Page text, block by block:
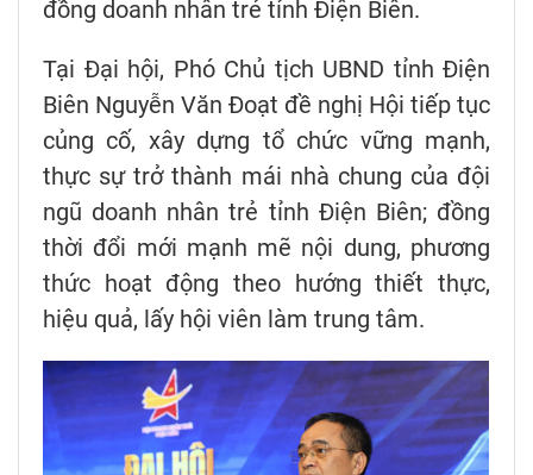
đồng doanh nhân trẻ tỉnh Điện Biên.
Tại Đại hội, Phó Chủ tịch UBND tỉnh Điện
Biên Nguyễn Văn Đoạt đề nghị Hội tiếp tục
củng cố, xây dựng tổ chức vững mạnh,
thực sự trở thành mái nhà chung của đội
ngũ doanh nhân trẻ tỉnh Điện Biên; đồng
thời đổi mới mạnh mẽ nội dung, phương
thức hoạt động theo hướng thiết thực,
hiệu quả, lấy hội viên làm trung tâm.